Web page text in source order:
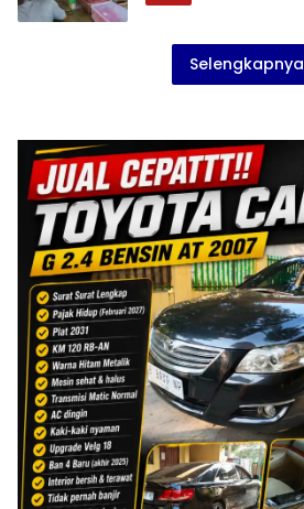
Selengkapnya